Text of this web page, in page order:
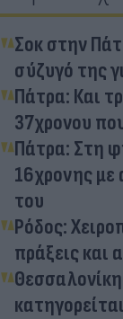
Σοκ στην
σύζυγό της
Πάτρα: Και
37χρονου
Πάτρα: Στη
16χρονης με
του
Ρόδος:
πράξεις και